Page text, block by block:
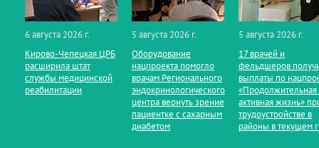
6 августа 2026 г.
Кирово‑Чепецкая ЦРБ
расширила штат
службы медицинской
реабилитации
5 августа 2026 г.
Оборудование
нацпроекта помогло
врачам Регионального
эндокринологического
центра вернуть зрение
пациентке с сахарным
диабетом
5 августа 2026 г.
17 врачей и
фельдшеров
выплаты по
«Продолжительная
активная жизнь»
трудоустройстве в
районы в текущем